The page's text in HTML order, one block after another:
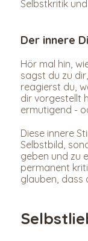
Selbstkritik
Der innere
Hör mal hin,
sagst du zu
reagierst du,
dir vorgestellt
ermutigend -
Diese innere
Selbstbild,
geben und zu
permanent
glauben, dass